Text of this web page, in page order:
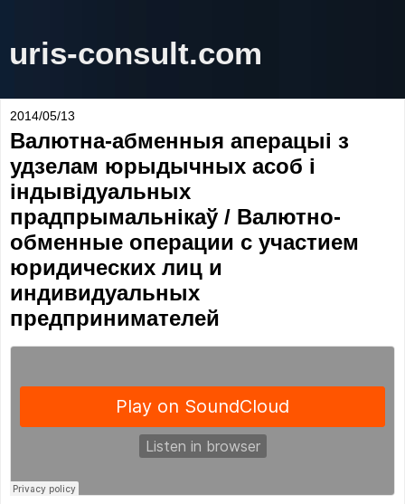
uris-consult.com
2014/05/13
Валютна-абменныя аперацыі з
удзелам юрыдычных асоб і
індывідуальных
прадпрымальнікаў / Валютно-
обменные операции с участием
юридических лиц и
индивидуальных
предпринимателей